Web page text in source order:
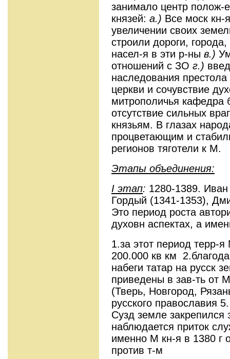
занимало центр
князей: а.) Все моск кн-
увеличении своих
строили дороги,
насел-я в эти р-ны в.)
отношений с ЗО г.)
наследования
церкви и сочувствие
митрополичья
отсутствие сильных
князьям. В глазах
процветающим и
регионов тяготели к М.
Этапы объединения:
I этап: 1280-1389.
Гордый (1341-1353),
Это период роста
духовн аспектах, а
1.за этот период терр-
200.000 кв км
набеги татар на русск
приведены в зав-ть от
(Тверь, Новгород,
русского православия
Сузд земле
наблюдается приток
именно М кн-я в 1380 г
против т-м